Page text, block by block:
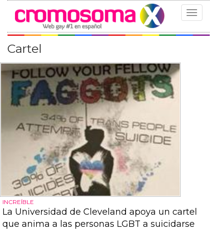
Toggle
Cartel
INCREÍBLE
La Universidad de Cleveland apoya un cartel
que anima a las personas LGBT a suicidarse